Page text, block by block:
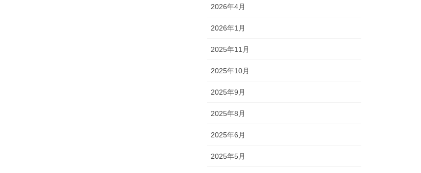
2026年4月
2026年1月
2025年11月
2025年10月
2025年9月
2025年8月
2025年6月
2025年5月